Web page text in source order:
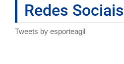
Redes Sociais
Tweets by esporteagil